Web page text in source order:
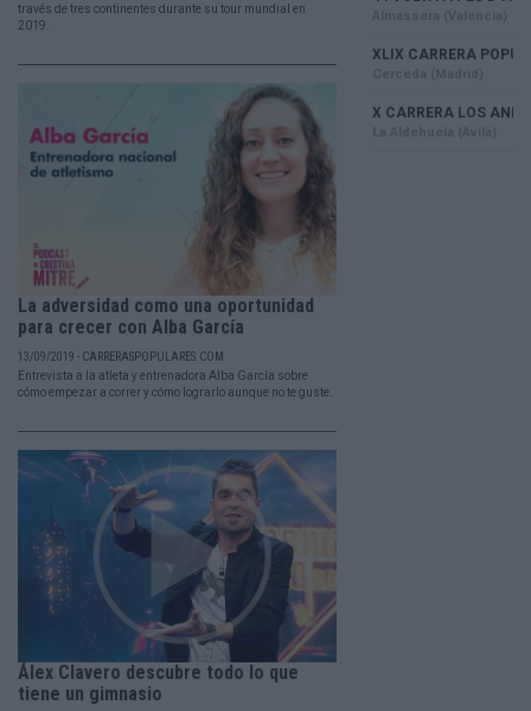
través de tres continentes durante su tour mundial en
2019.
La adversidad como una oportunidad
para crecer con Alba García
13/09/2019 - CARRERASPOPULARES.COM
Entrevista a la atleta y entrenadora Alba García sobre
cómo empezar a correr y cómo lograrlo aunque no te guste.
Álex Clavero descubre todo lo que
tiene un gimnasio